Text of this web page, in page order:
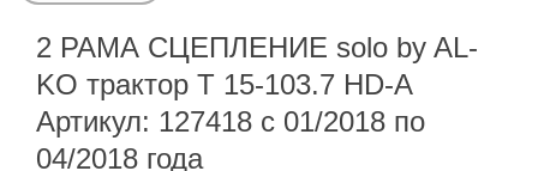
2 РАМА СЦЕПЛЕНИЕ solo by AL-
KO трактор T 15-103.7 HD-A
Артикул: 127418 с 01/2018 по
04/2018 года